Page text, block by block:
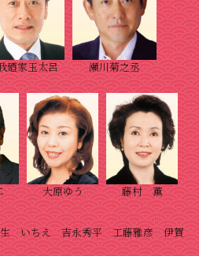
廼家玉太呂 瀬川菊之丞
大原ゆう 藤村 薫
いちえ 吉永秀平 工藤雅彦 伊賀